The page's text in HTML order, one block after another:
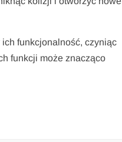
funkcjonalność, czyniąc
funkcji może znacząco